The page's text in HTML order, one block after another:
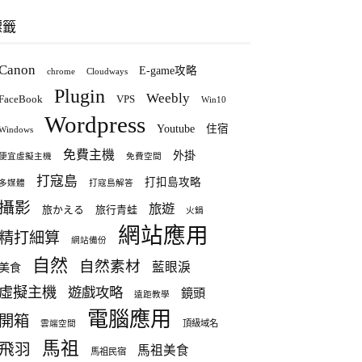
chrome Cloudways E-game攻略
Plugin VPS Weebly Win10
Wordpress Youtube 住宿
宜虛擬主機 免費主機 免費空間 外掛
媒體 打寇島 打寇島解答 打扣島攻略
攝影 旅かえる 旅行青蛙 旅遊 火鍋
打細算 網站備份 網站應用
食 自然 自然素材 藍眼淚
虛擬主機 遊戲攻略 遠距教學 鏡頭
開箱 雲端空間 電腦應用 頂級域名
飛羽 馬祖 馬祖民宿 馬祖美食